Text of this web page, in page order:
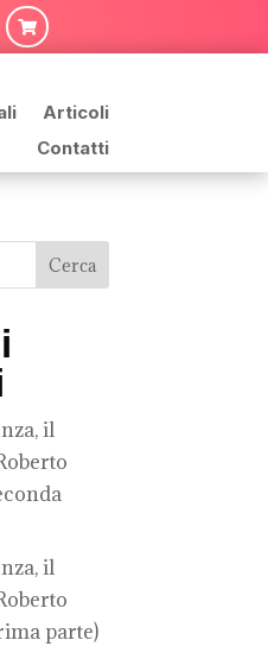

Articoli
Contatti
il
il
parte)